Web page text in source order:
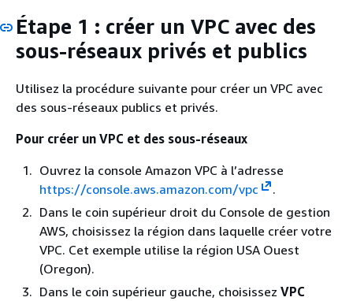
Étape 1 : créer un VPC avec des
sous-réseaux privés et publics
Utilisez la procédure suivante pour créer un VPC avec
des sous-réseaux publics et privés.
Pour créer un VPC et des sous-réseaux
Ouvrez la console Amazon VPC à l’adresse
https://console.aws.amazon.com/vpc
.
Dans le coin supérieur droit du Console de gestion
AWS, choisissez la région dans laquelle créer votre
VPC. Cet exemple utilise la région USA Ouest
(Oregon).
Dans le coin supérieur gauche, choisissez VPC